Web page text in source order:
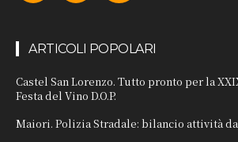
ARTICOLI POPOLARI
Castel San Lorenzo. Tutto pronto per la
Festa del Vino D.O.P.
Maiori. Polizia Stradale: bilancio attività